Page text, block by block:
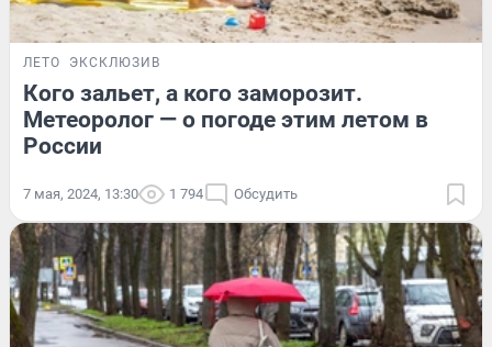
ЛЕТО ЭКСКЛЮЗИВ
Кого зальет, а кого заморозит.
Метеоролог — о погоде этим летом в
России
7 мая, 2024, 13:30 1 794 Обсудить